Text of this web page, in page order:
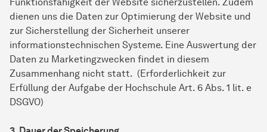
dienen uns die Daten zur Optimierung der Website und
zur Sicherstellung der Sicherheit unserer
informationstechnischen Systeme. Eine Auswertung der
Daten zu Marketingzwecken findet in diesem
Zusammenhang nicht statt. (Erforderlichkeit zur
Erfüllung der Aufgabe der Hochschule Art. 6 Abs. 1 lit. e
DSGVO)